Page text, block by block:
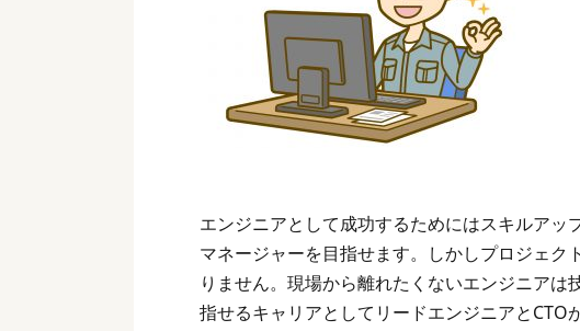
エンジニアとして成功するためにはスキルアッ
マネージャーを目指せます。しかしプロジェ
りません。現場から離れたくないエンジニア
指せるキャリアとしてリードエンジニアとCTO